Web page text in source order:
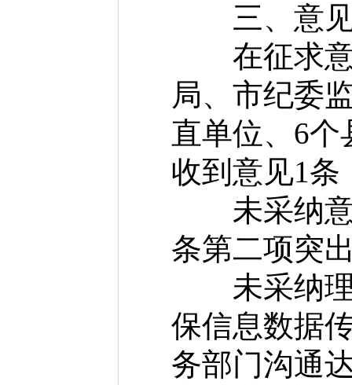
三、意见
在征求意
局、市纪委
直单位、6
收到意见1条
未采纳意
条第二项突
未采纳理
保信息数据
务部门沟通